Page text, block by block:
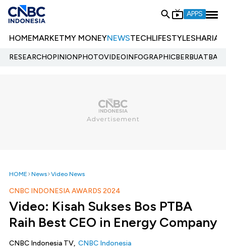
APPS
HOMEMARKETMY MONEYNEWSTECHLIFESTYLESHARIA
RESEARCHOPINIONPHOTOVIDEOINFOGRAPHIC
HOME News Video News
CNBC INDONESIA AWARDS 2024
Video: Kisah Sukses Bos PTBA
Raih Best CEO in Energy Company
CNBC Indonesia TV, CNBC Indonesia